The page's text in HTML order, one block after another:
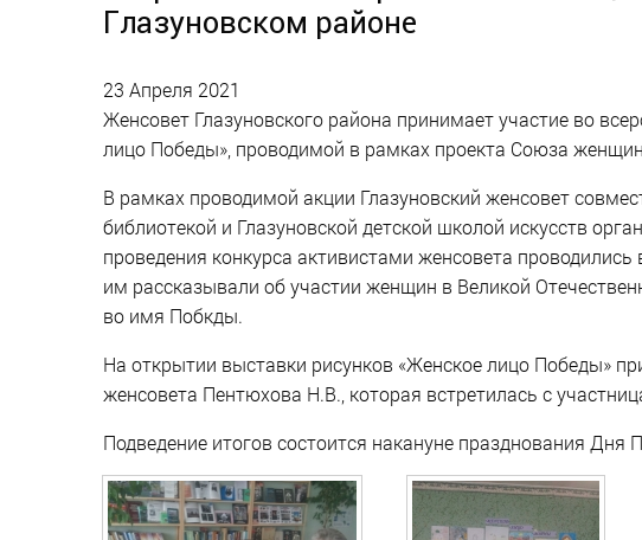
Глазуновском районе
23 Апреля 2021
Женсовет Глазуновского района принимает участие во
лицо Победы», проводимой в рамках проекта Союза
В рамках проводимой акции Глазуновский женсовет
библиотекой и Глазуновской детской школой искусств
проведения конкурса активистами женсовета
им рассказывали об участии женщин в Великой
во имя Побкды.
На открытии выставки рисунков «Женское лицо Победы»
женсовета Пентюхова Н.В., которая встретилась с
Подведение итогов состоится накануне празднования Дня